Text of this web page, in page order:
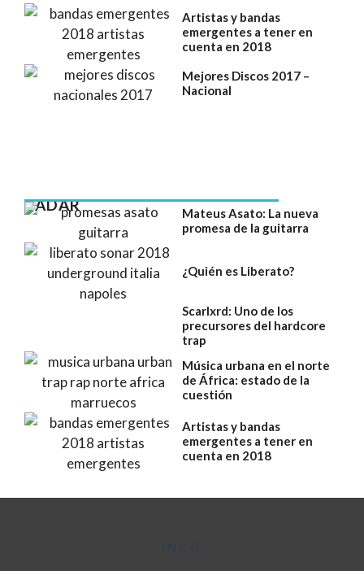
Artistas y bandas
emergentes a tener en
cuenta en 2018
Mejores Discos 2017 –
Nacional
RADAR
Mateus Asato: La nueva
promesa de la guitarra
¿Quién es Liberato?
Scarlxrd: Uno de los
precursores del hardcore
trap
Música urbana en el norte
de África: estado de la
cuestión
Artistas y bandas
emergentes a tener en
cuenta en 2018